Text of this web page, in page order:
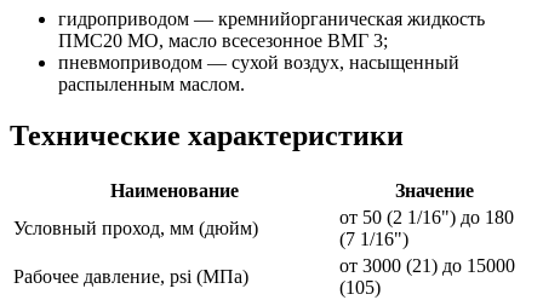
гидроприводом — кремнийорганическая жидкость
ПМС20 МО, масло всесезонное ВМГ 3;
пневмоприводом — сухой воздух, насыщенный
распыленным маслом.
Технические характеристики
Наименование
Значение
Условный проход, мм (дюйм)
от 50 (2 1/16") до 180
(7 1/16")
Рабочее давление, psi (МПа)
от 3000 (21) до 15000
(105)